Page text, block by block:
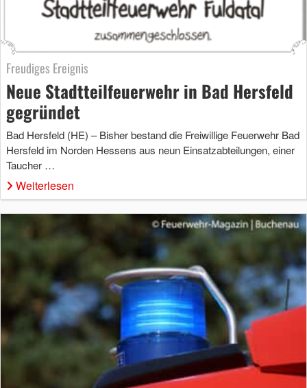
Freudiges Ereignis
Neue Stadtteilfeuerwehr in Bad Hersfeld
gegründet
Bad Hersfeld (HE) – Bisher bestand die Freiwillige Feuerwehr Bad
Hersfeld im Norden Hessens aus neun Einsatzabteilungen, einer
Taucher …
Weiterlesen